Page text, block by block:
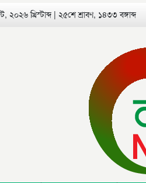
খ্রিস্টাব্দ | ২৫শে শ্রাবণ, ১৪৩৩ বঙ্গাব্দ